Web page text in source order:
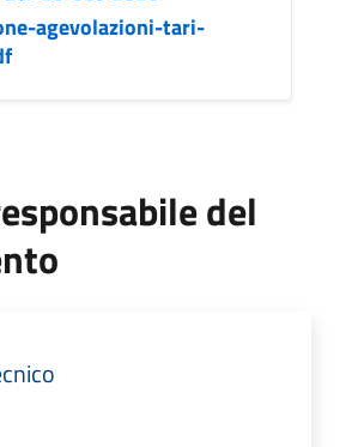
agevolazioni-tari-
del